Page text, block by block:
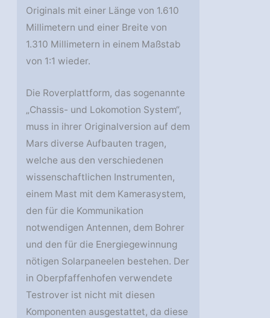
Originals mit einer Länge von 1.610
Millimetern und einer Breite von
1.310 Millimetern in einem Maßstab
von 1:1 wieder.
Die Roverplattform, das sogenannte
„Chassis- und Lokomotion System“,
muss in ihrer Originalversion auf dem
Mars diverse Aufbauten tragen,
welche aus den verschiedenen
wissenschaftlichen Instrumenten,
einem Mast mit dem Kamerasystem,
den für die Kommunikation
notwendigen Antennen, dem Bohrer
und den für die Energiegewinnung
nötigen Solarpaneelen bestehen. Der
in Oberpfaffenhofen verwendete
Testrover ist nicht mit diesen
Komponenten ausgestattet, da diese